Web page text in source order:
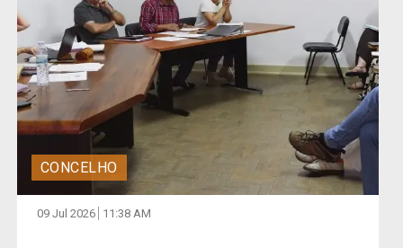
CONCELHO
09 Jul 2026 11:38 AM